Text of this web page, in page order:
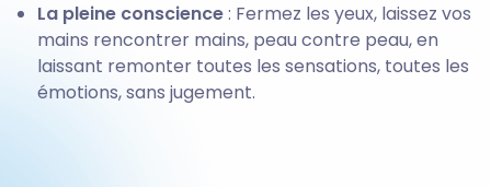
La pleine conscience: Fermez les yeux, laissez vos
mains rencontrer mains, peau contre peau, en
laissant remonter toutes les sensations, toutes les
émotions, sans jugement.